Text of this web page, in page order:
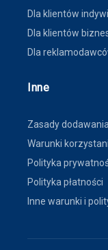
Dla klientów
Dla klientów
Dla
Inne
Zasady
Warunki
Polityka
Polityka płatności
Inne warunki i